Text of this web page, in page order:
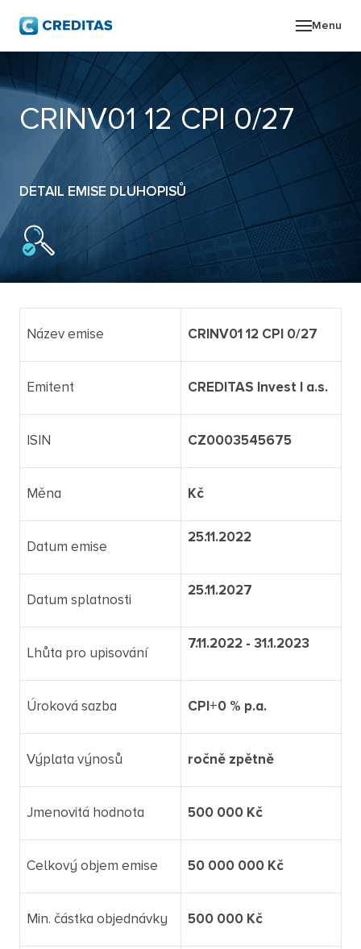
Menu
PRO
CRINV01 12 CPI 0/27
DETAIL EMISE DLUHOPISŮ
Název emise CRINV01 12 CPI 0/27
Emitent CREDITAS Invest I a.s.
ISIN CZ0003545675
Měna Kč
Datum emise
25.11.2022
Datum splatnosti
25.11.2027
Lhůta pro upisování
7.11.2022 - 31.1.2023
Úroková sazba CPI+0 % p.a.
Výplata výnosů ročně zpětně
Jmenovitá hodnota 500 000 Kč
Celkový objem emise 50 000 000 Kč
Min. částka objednávky 500 000 Kč